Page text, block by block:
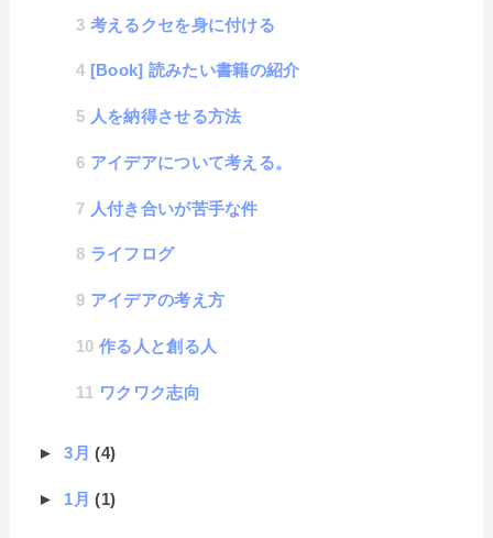
考えるクセを身に付ける
[Book] 読みたい書籍の紹介
人を納得させる方法
アイデアについて考える。
人付き合いが苦手な件
ライフログ
アイデアの考え方
作る人と創る人
ワクワク志向
►3月(4)
► 1月(1)